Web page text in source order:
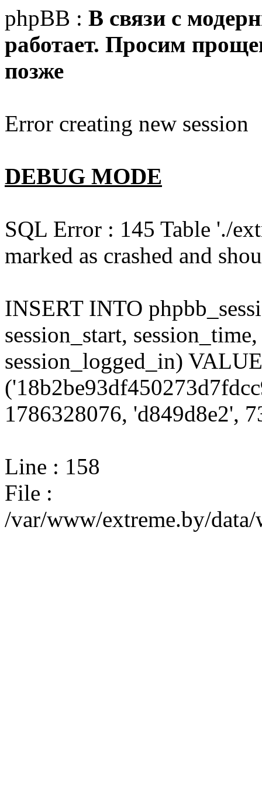
phpBB : В связи с
работает. Просим
позже
Error creating new session
DEBUG MODE
SQL Error : 145 Table './
marked as crashed and
INSERT INTO
session_start,
session_logged_in)
1786328076, 'd849d8e2',
Line : 158
File :
/var/www/extreme.by/